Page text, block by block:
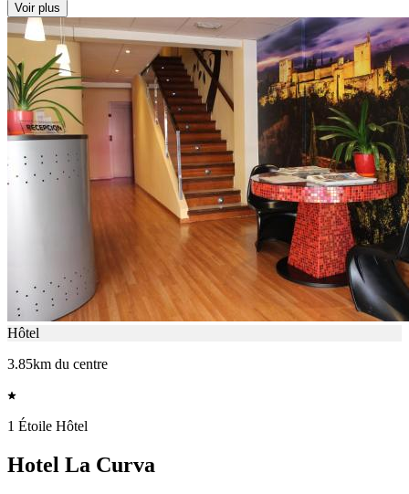
Voir plus
Hôtel
3.85km du centre
1 Étoile Hôtel
Hotel La Curva